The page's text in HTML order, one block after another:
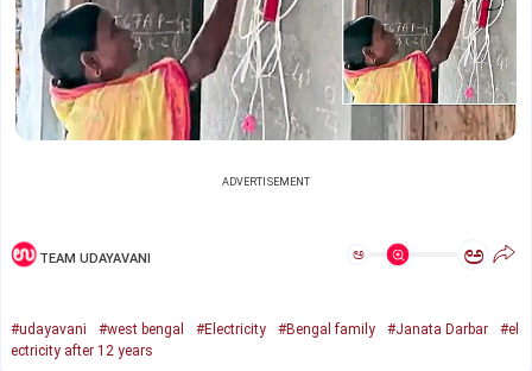
ADVERTISEMENT
TEAM UDAYAVANI ಅ ಅ
#udayavani #west bengal #Electricity #Bengal family #Janata Darbar
#el
ectricity after 12 years